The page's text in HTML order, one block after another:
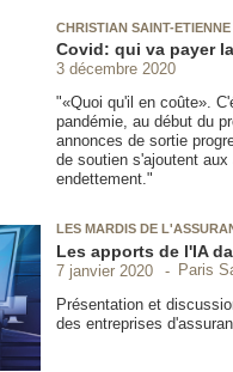
CHRISTIAN SAINT-ETIENNE
Covid: qui va payer
3 décembre 2020
"«Quoi qu'il en coûte».
pandémie, au début du
annonces de sortie
de soutien s'ajoutent
endettement."
LES MARDIS DE
Les apports de l'IA
7 janvier 2020
Paris
Présentation et
des entreprises